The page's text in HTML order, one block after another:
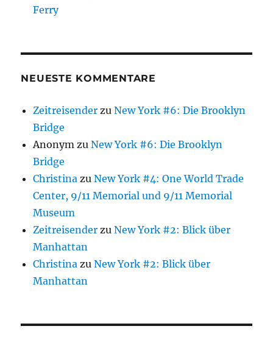
Ferry
NEUESTE KOMMENTARE
Zeitreisender zuNew York #6: Die Brooklyn
Bridge
Anonym zuNew York #6: Die Brooklyn
Bridge
Christina zuNew York #4: One World Trade
Center, 9/11 Memorial und 9/11 Memorial
Museum
Zeitreisender zuNew York #2: Blick über
Manhattan
Christina zuNew York #2: Blick über
Manhattan